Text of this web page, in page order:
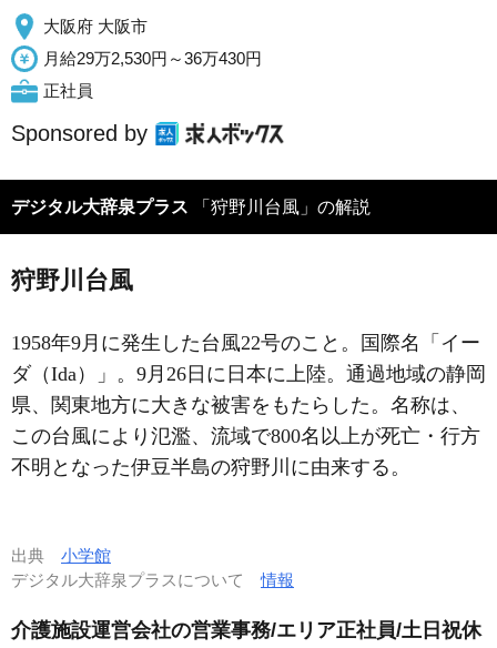
大阪府 大阪市
月給29万2,530円～36万430円
正社員
Sponsored by
デジタル大辞泉プラス 「狩野川台風」の解説
狩野川台風
1958年9月に発生した台風22号のこと。国際名「イー
ダ（Ida）」。9月26日に日本に上陸。通過地域の静岡
県、関東地方に大きな被害をもたらした。名称は、
この台風により氾濫、流域で800名以上が死亡・行方
不明となった伊豆半島の狩野川に由来する。
出典 小学館
デジタル大辞泉プラスについて情報
介護施設運営会社の営業事務/エリア正社員/土日祝休